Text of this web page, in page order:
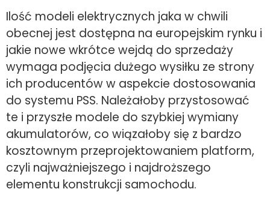
Ilość modeli elektrycznych jaka w chwili
obecnej jest dostępna na europejskim rynku i
jakie nowe wkrótce wejdą do sprzedaży
wymaga podjęcia dużego wysiłku ze strony
ich producentów w aspekcie dostosowania
do systemu PSS. Należałoby przystosować
te i przyszłe modele do szybkiej wymiany
akumulatorów, co wiązałoby się z bardzo
kosztownym przeprojektowaniem platform,
czyli najważniejszego i najdroższego
elementu konstrukcji samochodu.